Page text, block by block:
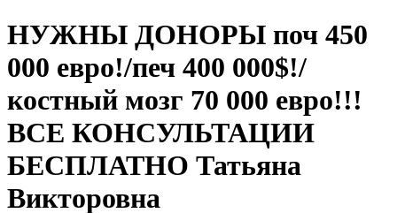
НУЖНЫ ДОНОРЫ поч 450
000 евро!/печ 400 000$!/
костный мозг 70 000 евро!!!
ВСЕ КОНСУЛЬТАЦИИ
БЕСПЛАТНО Татьяна
Викторовна